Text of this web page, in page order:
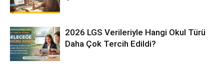
2026 LGS Verileriyle Hangi Okul Türü
Daha Çok Tercih Edildi?